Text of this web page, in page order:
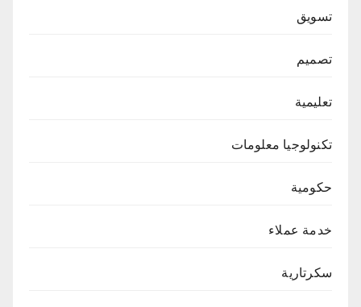
تسويق
تصميم
تعليمية
تكنولوجيا معلومات
حكومية
خدمة عملاء
سكرتارية